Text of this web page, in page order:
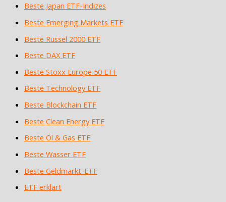
Beste Japan ETF-Indizes
Beste Emerging Markets ETF
Beste Russel 2000 ETF
Beste DAX ETF
Beste Stoxx Europe 50 ETF
Beste Technology ETF
Beste Blockchain ETF
Beste Clean Energy ETF
Beste Öl & Gas ETF
Beste Wasser ETF
Beste Geldmarkt-ETF
ETF erklärt